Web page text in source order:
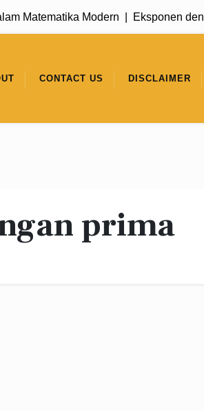
Matematika Modern |Eksponen
CONTACT US DISCLAIMER
prima